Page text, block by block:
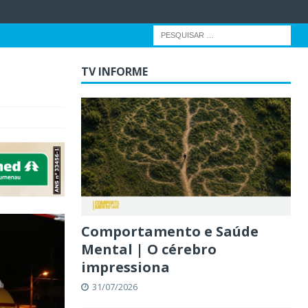
TV INFORME
Comportamento e Saúde
Mental | O cérebro
impressiona
31/07/2026